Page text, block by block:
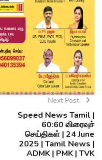
Next Post
Speed News Tamil |
60:60 விரைவுச்
செய்திகள் | 24 June
2025 | Tamil News |
ADMK | PMK | TVK